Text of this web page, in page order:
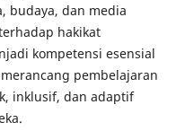
budaya, dan media
hakikat
kompetensi esensial
pembelajaran
inklusif, dan adaptif